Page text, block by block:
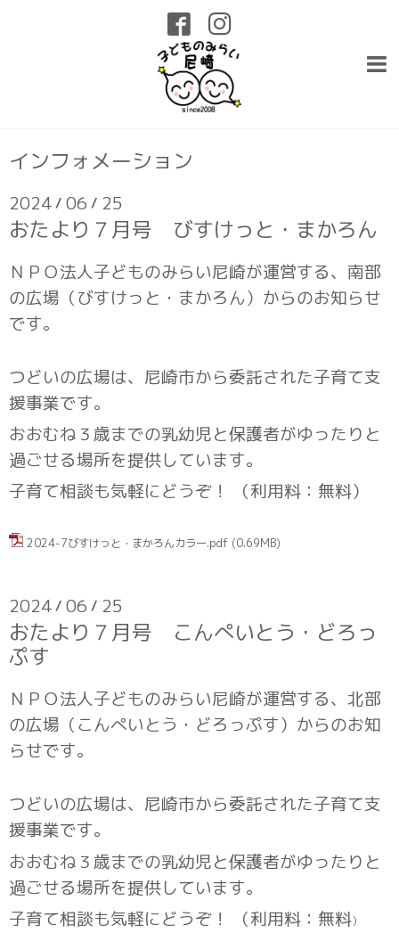
インフォメーション
2024 / 06 / 25
おたより７月号 びすけっと・まかろん
ＮＰＯ法人子どものみらい尼崎が運営する、南部
の広場（びすけっと・まかろん）からのお知らせ
です。
つどいの広場は、尼崎市から委託された子育て支
援事業です。
おおむね３歳までの乳幼児と保護者がゆったりと
過ごせる場所を提供しています。
子育て相談も気軽にどうぞ！ （利用料：無料）
2024-7びすけっと・まかろんカラー.pdf (0.69MB)
2024 / 06 / 25
おたより７月号 こんぺいとう・どろっ
ぷす
ＮＰＯ法人子どものみらい尼崎が運営する、北部
の広場（こんぺいとう・どろっぷす）からのお知
らせです。
つどいの広場は、尼崎市から委託された子育て支
援事業です。
おおむね３歳までの乳幼児と保護者がゆったりと
過ごせる場所を提供しています。
子育て相談も気軽にどうぞ！ （利用料：無料）